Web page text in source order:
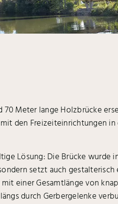
Meter lange Holzbrücke
den Freizeiteinrichtungen
Lösung: Die Brücke
setzt auch
einer Gesamtlänge von
durch Gerbergelenke